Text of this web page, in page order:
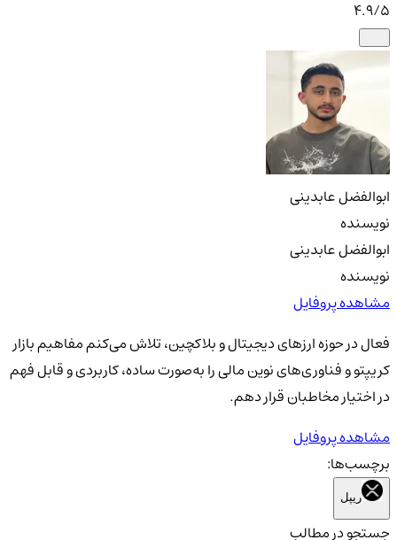
4.9/5
ابوالفضل عابدینی
نویسنده
ابوالفضل عابدینی
نویسنده
مشاهده پروفایل
فعال در حوزه ارزهای دیجیتال و بلاکچین، تلاش می‌کنم مفاهیم بازار
کریپتو و فناوری‌های نوین مالی را به‌صورت ساده، کاربردی و قابل فهم
در اختیار مخاطبان قرار دهم.
مشاهده پروفایل
برچسب‌ها:
ریپل
جستجو در مطالب